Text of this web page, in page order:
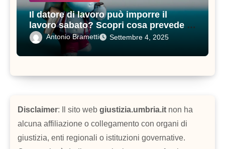
Il datore di lavoro può imporre il
lavoro sabato? Scopri cosa prevede il
contratto di lavoro
Antonio Brametti Settembre 4, 2025
Disclaimer: Il sito web giustizia.umbria.it non ha
alcuna affiliazione o collegamento con organi di
giustizia, enti regionali o istituzioni governative.